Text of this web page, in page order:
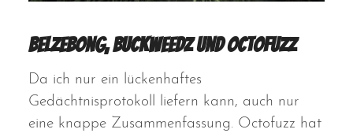
Belzebong, Buckweedz und Octofuzz
Da ich nur ein lückenhaftes
Gedächtnisprotokoll liefern kann, auch nur
eine knappe Zusammenfassung. Octofuzz hat